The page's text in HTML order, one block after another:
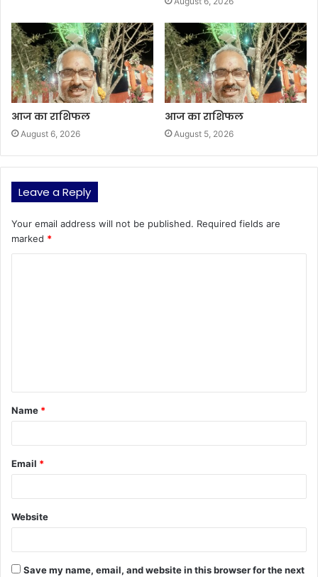
आज का राशिफल
August 6, 2026
आज का राशिफल
August 5, 2026
Leave a Reply
Your email address will not be published. Required fields are
marked *
t
*
Name *
Email *
Website
Save my name, email, and website in this browser for the next